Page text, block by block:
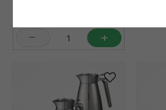
- +